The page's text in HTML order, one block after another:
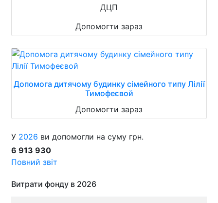
ДЦП
Допомогти зараз
Допомога дитячому будинку сімейного типу Лілії
Тимофеєвой
Допомогти зараз
У 2026 ви допомогли на суму грн.
6 913 930
Повний звіт
Витрати фонду в 2026